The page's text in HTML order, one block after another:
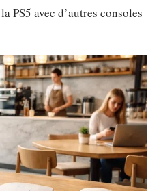
PS5 avec d’autres consoles